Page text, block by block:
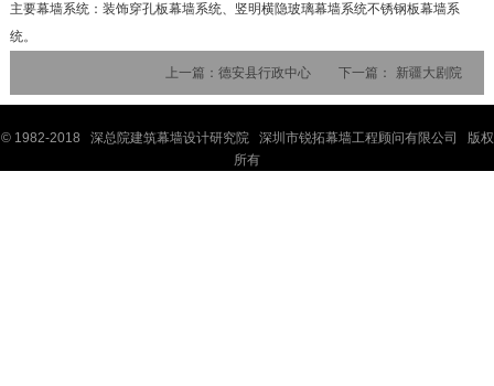
主要幕墙系统：装饰穿孔板幕墙系统、竖明横隐玻璃幕墙系统不锈钢板幕墙系
统。
上一篇：德安县行政中心 下一篇： 新疆大剧院
© 1982-2018 深总院建筑幕墙设计研究院 深圳市锐拓幕墙工程顾问有限公司 版权
所有